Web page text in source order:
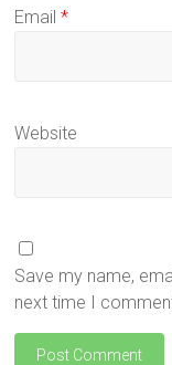
Email*
Website
Save my name,
next time I